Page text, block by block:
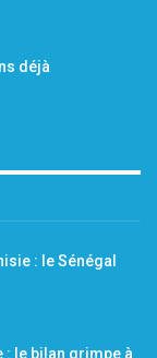
déjà
: le Sénégal
: le bilan grimpe à